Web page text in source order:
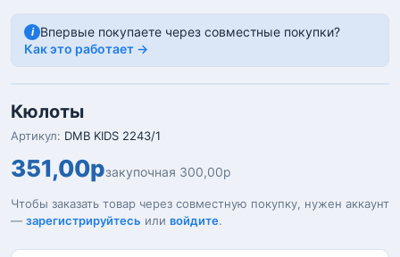
i Впервые покупаете через совместные покупки?
Как это работает →
Кюлоты
Артикул: DMB KIDS 2243/1
351,00рзакупочная 300,00р
Чтобы заказать товар через совместную покупку, нужен аккаунт
— зарегистрируйтесь или войдите.